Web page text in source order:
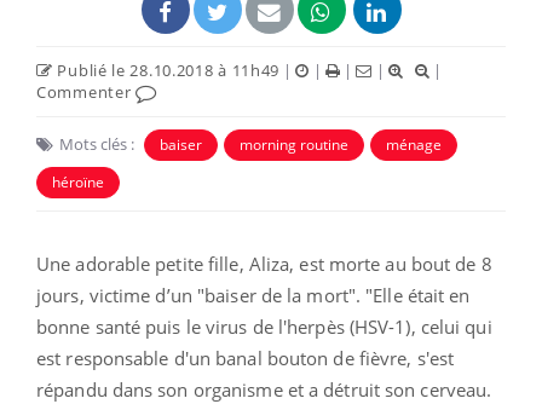
Publié le 28.10.2018 à 11h49 | | | |
|
Commenter
Mots clés : baiser morning routine
ménage
héroïne
Une adorable petite fille, Aliza, est morte au bout de 8
jours, victime d’un "baiser de la mort". "Elle était en
bonne santé puis le virus de l'herpès (HSV-1), celui qui
est responsable d'un banal bouton de fièvre, s'est
répandu dans son organisme et a détruit son cerveau.